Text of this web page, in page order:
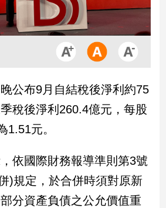
公布9月自結稅後淨利約75
稅後淨利260.4億元，每股
1.51元。
依國際財務報導準則第3號
)規定，於合併時須對原新
分資產負債之公允價值重